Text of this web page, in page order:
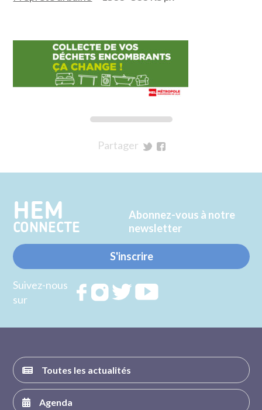
Partager
Twitter
Facebook
HEM
CONNECTE
Abonnez-vous à notre
newsletter
S'inscrire
Suivez-nous
sur
RejoignezRejoignezRejoignez
Toutes les actualités
Agenda